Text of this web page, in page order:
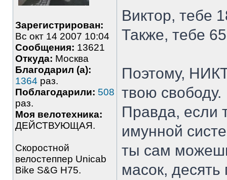
Зарегистрирован:
Вс окт 14 2007 10:04
Сообщения: 13621
Откуда: Москва
Благодарил (а):
1364 раз.
Поблагодарили: 508
раз.
Моя велотехника:
ДЕЙСТВУЮЩАЯ.
Скоростной
велостеппер Unicab
Bike S&G Н75.
Виктор, тебе
Также, тебе
Поэтому,
твою свободу.
Правда, если
имунной
ты сам
масок, десять